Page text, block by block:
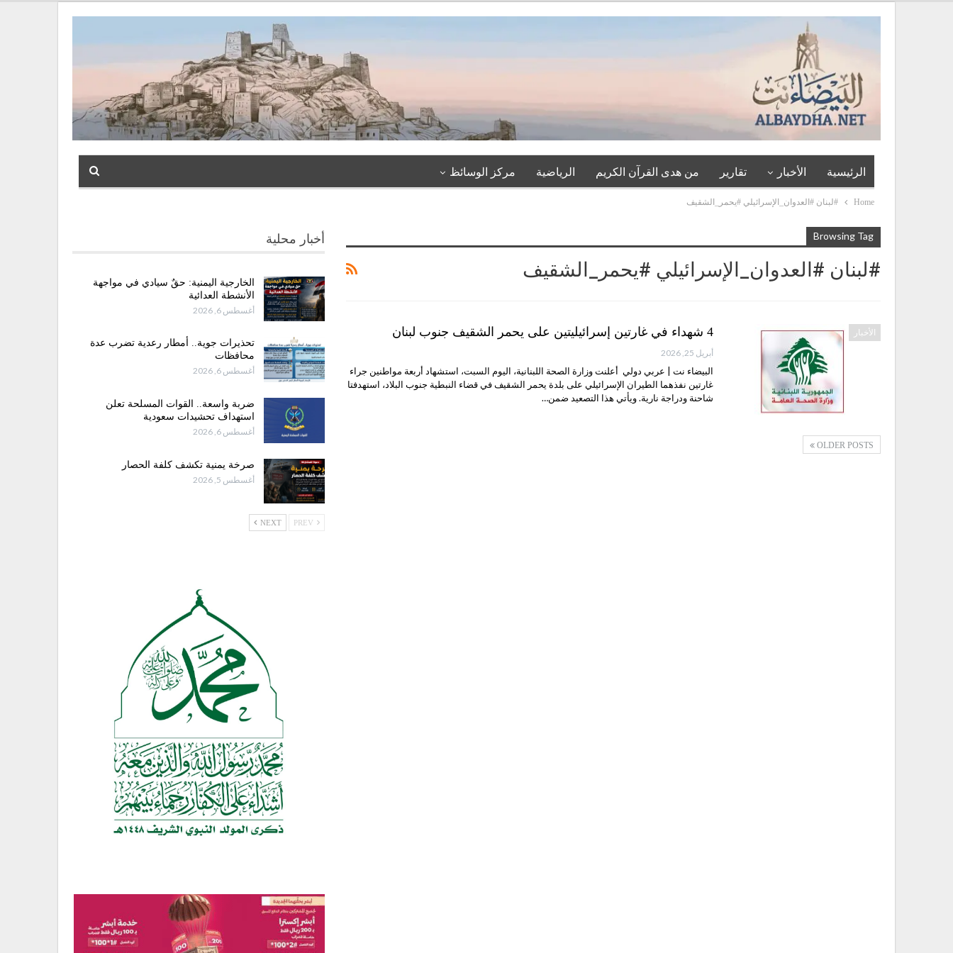
الرئيسية الأخبار تقارير من هدى القرآن الكريم الرياضية مركز الوسائظ
Home #لبنان #العدوان_الإسرائيلي #يحمر_الشقيف
Browsing Tag
#لبنان #العدوان_الإسرائيلي #يحمر_الشقيف
الأخبار 4 شهداء في غارتين إسرائيليتين على يحمر الشقيف جنوب لبنان
أبريل 25, 2026
البيضاء نت | عربي دولي أعلنت وزارة الصحة اللبنانية، اليوم السبت، استشهاد أربعة مواطنين جراء
غارتين نفذهما الطيران الإسرائيلي على بلدة يحمر الشقيف في قضاء النبطية جنوب البلاد، استهدفتا
شاحنة ودراجة نارية. ويأتي هذا التصعيد ضمن…
OLDER POSTS
أخبار محلية
الخارجية اليمنية: حقٌ سيادي في مواجهة
الأنشطة العدائية
أغسطس 6, 2026
تحذيرات جوية.. أمطار رعدية تضرب عدة
محافظات
أغسطس 6, 2026
ضربة واسعة.. القوات المسلحة تعلن
استهداف تحشيدات سعودية
أغسطس 6, 2026
صرخة يمنية تكشف كلفة الحصار
أغسطس 5, 2026
NEXT